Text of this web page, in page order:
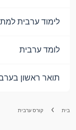
לימוד ערבית
לומד ערבית
תואר ראשון
בית קורס ערבית